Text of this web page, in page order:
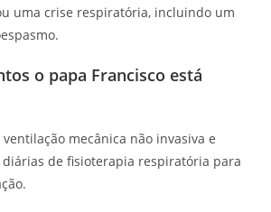
uma crise respiratória, incluindo um
o papa Francisco está
mecânica não invasiva e
diárias de fisioterapia respiratória para